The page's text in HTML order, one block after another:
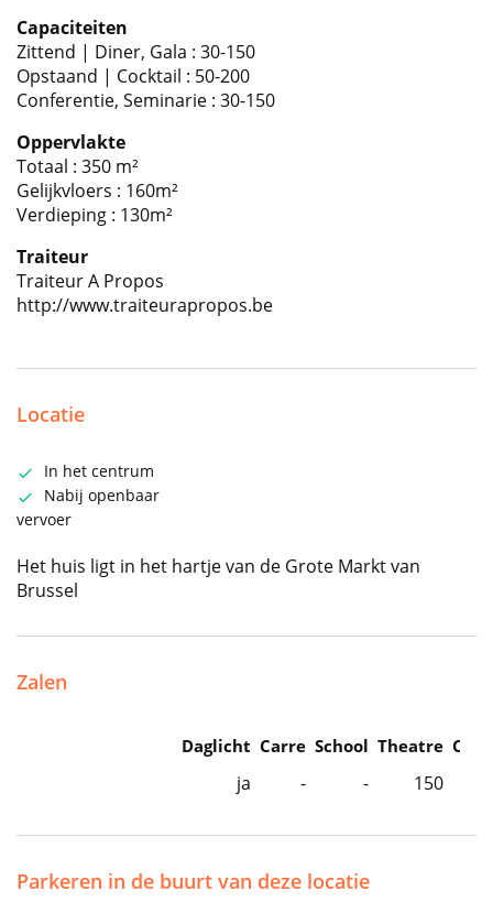
Capaciteiten
Zittend | Diner, Gala : 30-150
Opstaand | Cocktail : 50-200
Conferentie, Seminarie : 30-150
Oppervlakte
Totaal : 350 m²
Gelijkvloers : 160m²
Verdieping : 130m²
Traiteur
Traiteur A Propos
http://www.traiteurapropos.be
Locatie
In het centrum
Nabij openbaar
vervoer
Het huis ligt in het hartje van de Grote Markt van
Brussel
Zalen
Daglicht Carre School Theatre
ja - - 150
Parkeren in de buurt van deze locatie